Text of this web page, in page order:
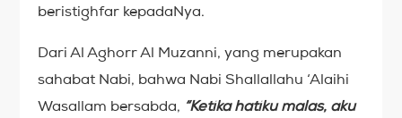
beristighfar kepadaNya.
Dari Al Aghorr Al Muzanni, yang merupakan
sahabat Nabi, bahwa Nabi Shallallahu ‘Alaihi
Wasallam bersabda, “Ketika hatiku malas, aku